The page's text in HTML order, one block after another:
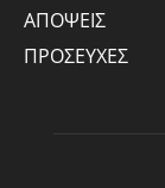
ΑΠΟΨΕΙΣ
ΠΡΟΣΕΥΧΕΣ